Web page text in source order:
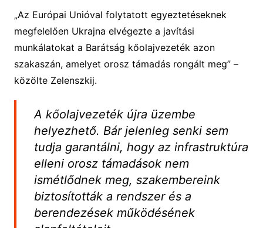
„Az Európai Unióval folytatott egyeztetéseknek
megfelelően Ukrajna elvégezte a javítási
munkálatokat a Barátság kőolajvezeték azon
szakaszán, amelyet orosz támadás rongált meg” –
közölte Zelenszkij.
A kőolajvezeték újra üzembe
helyezhető. Bár jelenleg senki sem
tudja garantálni, hogy az infrastruktúra
elleni orosz támadások nem
ismétlődnek meg, szakembereink
biztosították a rendszer és a
berendezések működésének